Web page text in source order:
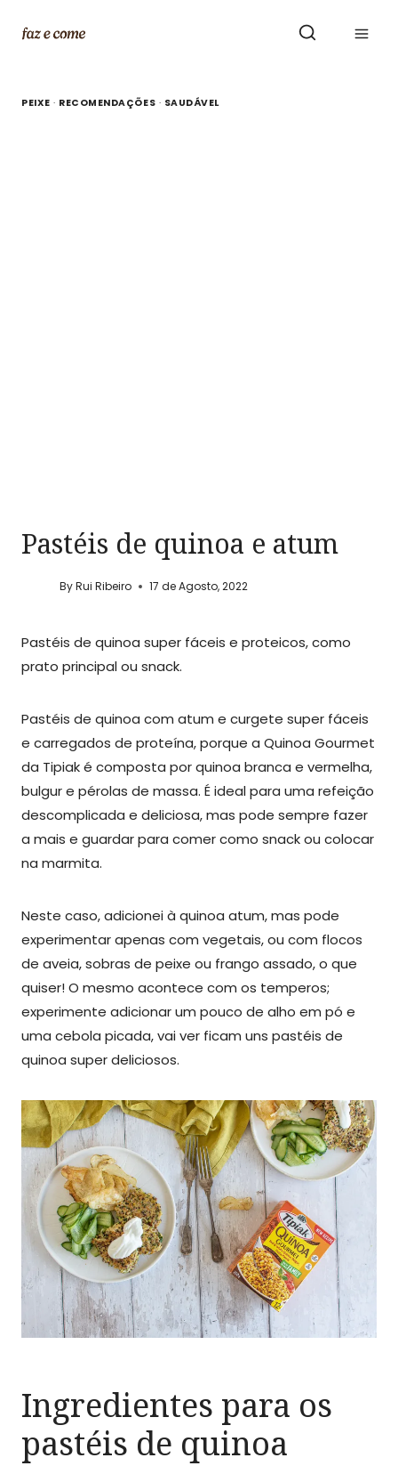
PEIXE · RECOMENDAÇÕES · SAUDÁVEL
Pastéis de quinoa e atum
ByRui Ribeiro 17 de Agosto, 2022
Pastéis de quinoa super fáceis e proteicos, como
prato principal ou snack.
Pastéis de quinoa com atum e curgete super fáceis
e carregados de proteína, porque a Quinoa Gourmet
da Tipiak é composta por quinoa branca e vermelha,
bulgur e pérolas de massa. É ideal para uma refeição
descomplicada e deliciosa, mas pode sempre fazer
a mais e guardar para comer como snack ou colocar
na marmita.
Neste caso, adicionei à quinoa atum, mas pode
experimentar apenas com vegetais, ou com flocos
de aveia, sobras de peixe ou frango assado, o que
quiser! O mesmo acontece com os temperos;
experimente adicionar um pouco de alho em pó e
uma cebola picada, vai ver ficam uns pastéis de
quinoa super deliciosos.
Ingredientes para os
pastéis de quinoa